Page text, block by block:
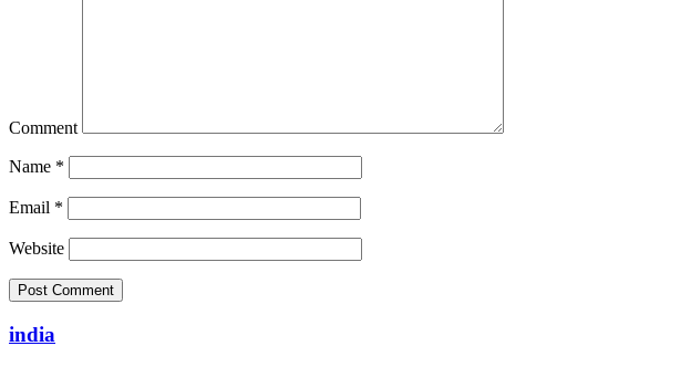
Comment
Name *
Email *
Website
india